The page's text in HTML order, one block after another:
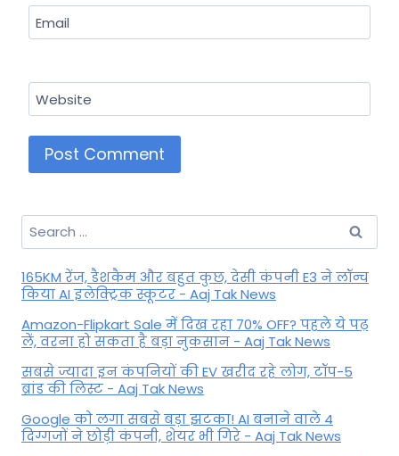
Email
Website
Search
for:
165KM रेंज, डैशकैम और बहुत कुछ, देसी कंपनी E3 ने लॉन्च
किया AI इलेक्ट्रिक स्कूटर - Aaj Tak News
Amazon-Flipkart Sale में दिख रहा 70% OFF? पहले ये पढ़
लें, वरना हो सकता है बड़ा नुकसान - Aaj Tak News
सबसे ज्यादा इन कंपनियों की EV खरीद रहे लोग, टॉप-5
ब्रांड की लिस्ट - Aaj Tak News
Google को लगा सबसे बड़ा झटका! AI बनाने वाले 4
दिग्गजों ने छोड़ी कंपनी, शेयर भी गिरे - Aaj Tak News